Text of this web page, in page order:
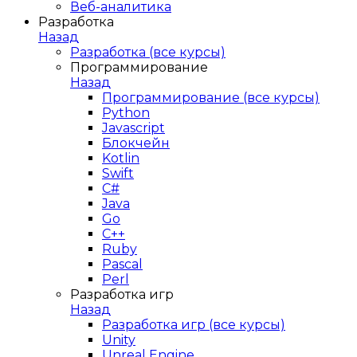
Веб-аналитика
Разработка
Назад
Разработка (все курсы)
Программирование
Назад
Программирование (все курсы)
Python
Javascript
Блокчейн
Kotlin
Swift
C#
Java
Go
C++
Ruby
Pascal
Perl
Разработка игр
Назад
Разработка игр (все курсы)
Unity